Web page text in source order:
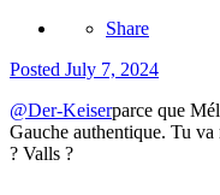
Share
Posted July 7, 2024
@Der-Keiserparce que
Gauche authentique. Tu
? Valls ?